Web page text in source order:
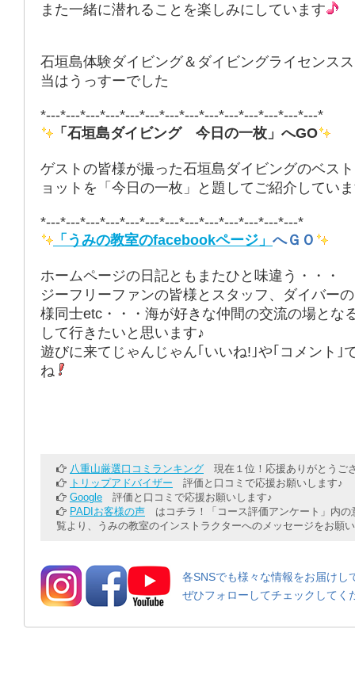
また一緒に潜れることを楽しみにしています
石垣島体験ダイビング＆ダイビングライセンス
当はうっすーでした
*---*---*---*---*---*---*---*---*---*---*---*---*---*---*
「石垣島ダイビング 今日の一枚」へGO
ゲストの皆様が撮った石垣島ダイビングのベス
ョットを「今日の一枚」と題してご紹介してい
*---*---*---*---*---*---*---*---*---*---*---*---*---*
「うみの教室のfacebookページ」 へＧＯ
ホームページの日記ともまたひと味違う・・・
ジーフリーファンの皆様とスタッフ、ダイバー
様同士etc・・・海が好きな仲間の交流の場とな
して行きたいと思います♪
遊びに来てじゃんじゃん｢いいね!｣や｢コメント｣
ね
八重山厳選口コミランキング 現在１位！応援ありがとうご
トリップアドバイザー 評価と口コミで応援お願いします♪
Google 評価と口コミで応援お願いします♪
PADIお客様の声 はコチラ！「コース評価アンケート」内の
覧より、うみの教室のインストラクターへのメッセージをお願
各SNSでも様々な情報をお届けし
ぜひフォローしてチェックしてく